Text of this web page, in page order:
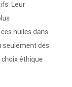
Leur
ces huiles dans
seulement des
éthique